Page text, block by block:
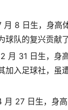
8 日生，身高
队的复兴贡献
月 31 日生，身
加入足球社，虽
月 27 日生，身